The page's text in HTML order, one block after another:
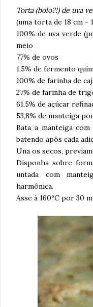
Torta (bolo?!) de uva
(uma torta de 18 cm -
100% de uva verde
meio
77% de ovos
1,5% de fermento
100% de farinha de
27% de farinha de
61,5% de açúcar
53,8% de manteiga
Bata a manteiga
batendo após cada
Una os secos,
Disponha sobre
untada com
harmônica.
Asse à 160ºC por 30